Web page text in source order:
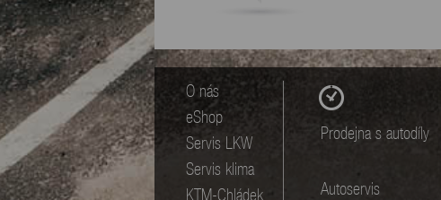
O nás
eShop
Servis LKW
Servis klima
KTM-Chládek
Prodejna s autodíly
Autoservis